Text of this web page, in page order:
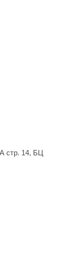
стр. 14, БЦ